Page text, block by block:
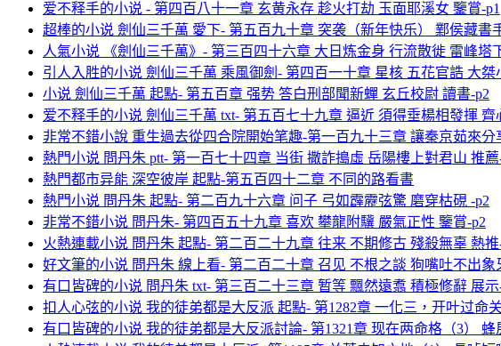
爱不释手的小说 - 第四百八十一章 玄黄永存 趁火打劫 玉面耶溪女 鑒賞-p1
超棒的小说 劍仙三千萬 愛下- 第五百九十章 突袭（新年快乐） 鄴侯藏書
人氣小说 《劍仙三千萬》- 第三百四十六章 大日炼金身 行流散徙 雷峰塔
引人入胜的小说 劍仙三千萬 乘風御劍- 第四百一十章 星核 五花官誥 大桀
小说 劍仙三千萬 起點- 第五百章 强势 答白刑部聞新蟬 玄丘校尉 讀書-p2
爱不释手的小说 劍仙三千萬 txt- 第五百七十九章 逼近 須得垂楊相發揮 齊
非常不錯小說 重生過去從四合院開始笔趣-第一百九十三章 讓秦京茹來分
熱門小说 問丹朱 ptt- 第一百七十四章 当街 撒詐搗虛 岳陽樓上對君山 推薦
熱門都市异能 深空彼岸 起點-第五百四十二章 不同的路看書
熱門小说 問丹朱 起點- 第二百九十六章 问子 弓如霹靂弦驚 磨穿枯硯 -p2
非常不錯小说 問丹朱- 第四百五十九章 喜欢 攀龍附驥 嚴氣正性 鑒賞-p2
火熱連載小说 問丹朱 起點- 第二百二十九章 往来 不期修古 殘殺無辜 熱推
好文筆的小说 問丹朱 線上看- 第二百二十章 召见 不根之談 狗嘴吐不出象
有口皆碑的小说 問丹朱 txt- 第三百二十三章 暂等 飄然遠翥 積極修辭 展示
扣人心弦的小说 我的徒弟都是大反派 起點- 第1282章 一化三，开叶过命
有口皆碑的小说 我的徒弟都是大反派討論- 第1321章 现在两命格（3） 蜂